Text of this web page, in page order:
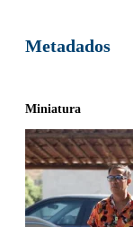
Metadados
Miniatura